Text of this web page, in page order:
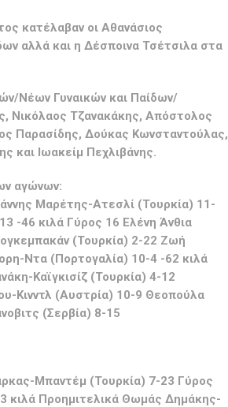
κατέλαβαν οι Αθανάσιος
αλλά και η Δέσποινα Τσέτσιλα στα
Νέων Γυναικών και Παίδων/
Νικόλαος Τζανακάκης, Απόστολος
Παρασίδης, Δούκας Κωνσταντούλας,
και Ιωακείμ Πεχλιβάνης.
αγώνων:
Μαρέτης-Ατεσλί (Τουρκία) 11-
-46 κιλά Γύρος 16 Ελένη Άνθια
(Τουρκία) 2-22 Ζωή
Ντα (Πορτογαλία) 10-4 -62 κιλά
Καϊγκισίζ (Τουρκία) 4-12
Κινντλ (Αυστρία) 10-9 Θεοπούλα
(Σερβία) 8-15
Μπαντέμ (Τουρκία) 7-23 Γύρος
κιλά Προημιτελικά Θωμάς Δημάκης-